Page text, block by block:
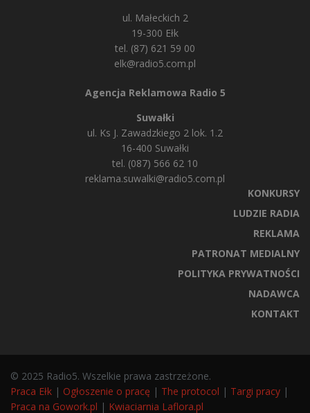
ul. Małeckich 2
19-300 Ełk
tel. (87) 621 59 00
elk@radio5.com.pl
Agencja Reklamowa Radio 5
Suwałki
ul. Ks J. Zawadzkiego 2 lok. 1.2
16-400 Suwałki
tel. (087) 566 62 10
reklama.suwalki@radio5.com.pl
KONKURSY
LUDZIE RADIA
REKLAMA
PATRONAT MEDIALNY
POLITYKA PRYWATNOŚCI
NADAWCA
KONTAKT
© 2025 Radio5. Wszelkie prawa zastrzeżone.
Praca Ełk | Ogłoszenie o pracę | The protocol | Targi pracy |
Praca na Gowork.pl | Kwiaciarnia Laflora.pl